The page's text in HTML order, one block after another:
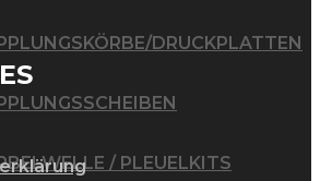
DRUCKPLATTEN
/ PLEUELKITS